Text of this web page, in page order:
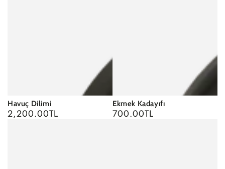
Havuç Dilimi
Regular
2,200.00TL
Ekmek Kadayıfı
Regular
700.00TL